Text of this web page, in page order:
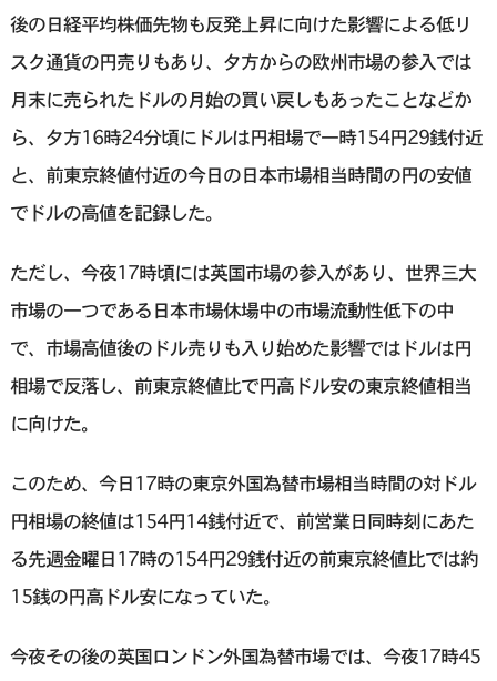
後の日経平均株価先物も反発上昇に向けた影響による低リ
スク通貨の円売りもあり、夕方からの欧州市場の参入では
月末に売られたドルの月始の買い戻しもあったことなどか
ら、夕方16時24分頃にドルは円相場で一時154円29銭付近
と、前東京終値付近の今日の日本市場相当時間の円の安値
でドルの高値を記録した。
ただし、今夜17時頃には英国市場の参入があり、世界三大
市場の一つである日本市場休場中の市場流動性低下の中
で、市場高値後のドル売りも入り始めた影響ではドルは円
相場で反落し、前東京終値比で円高ドル安の東京終値相当
に向けた。
このため、今日17時の東京外国為替市場相当時間の対ドル
円相場の終値は154円14銭付近で、前営業日同時刻にあた
る先週金曜日17時の154円29銭付近の前東京終値比では約
15銭の円高ドル安になっていた。
今夜その後の英国ロンドン外国為替市場では、今夜17時45